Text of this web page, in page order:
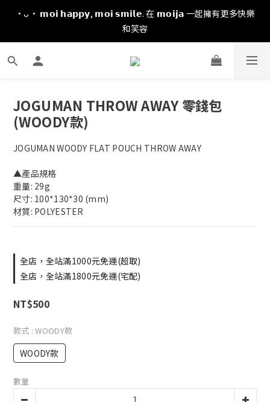
·ᴗ· 𝗺𝗼𝗶 𝗵𝗮𝗽𝗽𝘆, 𝗺𝗼𝗶 𝘀𝗺𝗶𝗹𝗲. 在 𝗺𝗼𝗶𝗷𝗮 一起擁有更多快樂
和笑容
JOGUMAN THROW AWAY 零錢包
(WOODY款)
JOGUMAN WOODY FLAT POUCH THROW AWAY
▲產品規格
重量: 29g
尺寸: 100*130*30 (mm)
材質: POLYESTER
全店，全站滿1000元免運(超取)
全店，全站滿1800元免運(宅配)
NT$500
款式 : WOODY款
WOODY款
數量